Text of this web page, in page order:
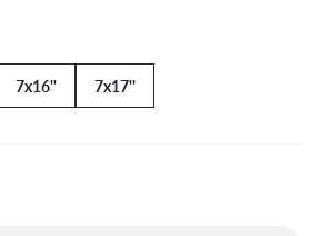
7x16'' 7x17''